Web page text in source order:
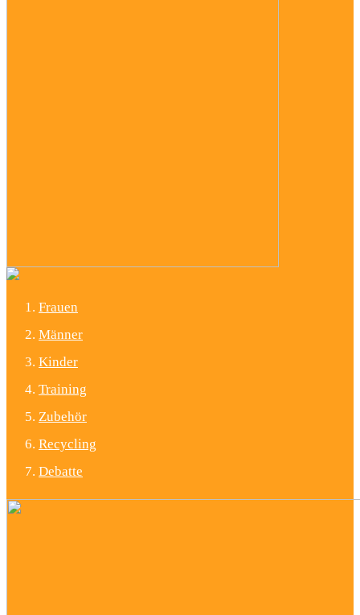
Frauen
Männer
Kinder
Training
Zubehör
Recycling
Debatte